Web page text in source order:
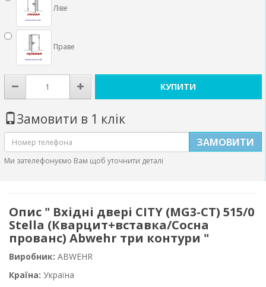
Ліве
Праве
КУПИТИ
Замовити в 1 клік
ЗАМОВИТИ
Ми зателефонуємо Вам щоб уточнити деталі
Опис " Вхідні двері CITY (MG3-CT) 515/0
Stella (Кварцит+вставка/Сосна
прованс) Abwehr три контури "
Виробник: ABWEHR
Країна: Україна